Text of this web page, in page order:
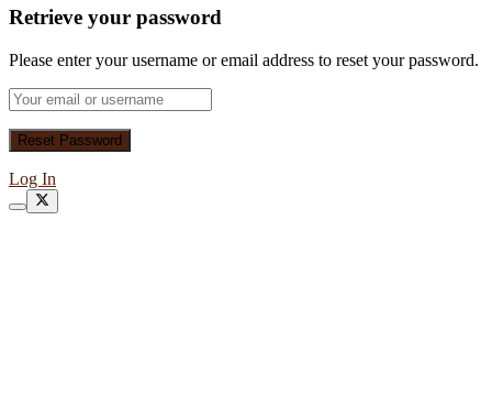
Retrieve your password
Please enter your username or email address to reset your password.
Log In